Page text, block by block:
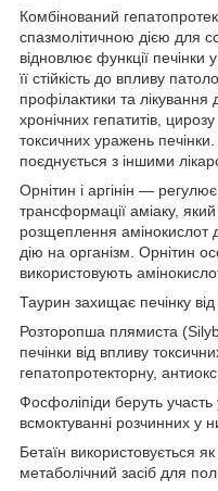
Комбінований
спазмолітичною дією для
відновлює функції печінки
її стійкість до впливу
профілактики та лікування
хронічних гепатитів,
токсичних уражень
поєднується з іншими
Орнітин і аргінін —
трансформації аміаку,
розщеплення амінокислот
дію на організм. Орнітин
використовують
Таурин захищає печінку від
Розторопша плямиста
печінки від впливу
гепатопротекторну,
Фосфоліпіди беруть участь
всмоктуванні розчинних у
Бетаїн використовується
метаболічний засіб для